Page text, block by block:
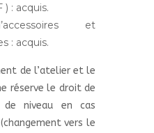
: acquis.
et
: acquis.
de l’atelier et le
réserve le droit de
niveau en cas
vers le